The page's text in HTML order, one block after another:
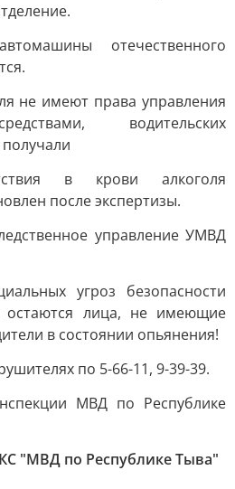
отечественного
не имеют права управления
водительских
в крови алкоголя
после экспертизы.
управление УМВД
угроз безопасности
остаются лица, не имеющие
в состоянии опьянения!
по 5-66-11, 9-39-39.
МВД по Республике
"МВД по Республике Тыва"